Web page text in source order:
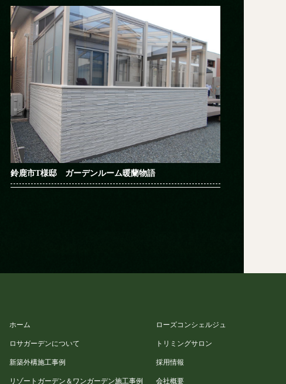
鈴鹿市T様邸 ガーデンルーム暖蘭物語
ホーム
ロサガーデンについて
新築外構施工事例
リゾートガーデン＆ワンガーデン施工事例
ローズコンシェルジュ
トリミングサロン
採用情報
会社概要